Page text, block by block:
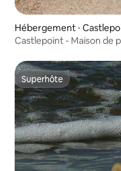
Hébergement ⋅
Castlepoint - Maison de
Superhôte
Superhôte